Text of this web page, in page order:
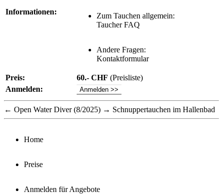
Informationen:
Zum Tauchen allgemein:
Taucher FAQ
Andere Fragen:
Kontaktformular
Preis: 60.- CHF (Preisliste)
Anmelden:
Anmelden >>
← Open Water Diver (8/2025) → Schnuppertauchen im Hallenbad
Home
Preise
Anmelden für Angebote